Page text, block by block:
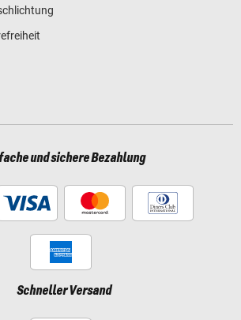
und sichere Bezahlung
Schneller Versand